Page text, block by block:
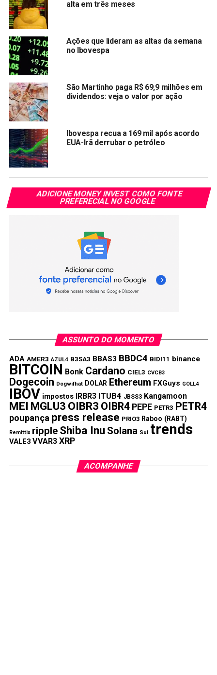
Por outro lado, o ministro da Casa Civil, Rui Costa, adota
um tom otimista. “O Brasil está acima de especulações, e
as contas públicas seguirão em equilíbrio no governo do
presidente Lula”, afirmou
. Ele destaca medidas como a
isenção de Imposto de Renda para trabalhadores que
recebem até R$ 5 mil por mês
mínimo, que impacta despesas indexadas, como prova do
compromisso do governo com o equilíbrio fiscal, a
responsabilidade fiscal e o arcabouço fiscal.
Previdência vai Colapsar
Ao contrário do que o ministro da Casa Civil, Rui Costa,
divulga no site do governo federal
públicas é preocupante. Dados apontam que a dívida
pública pode atingir níveis críticos de 79,8% do PIB ainda
em 2025. O rombo da Previdência Social também assusta
especialistas, que culpam os gastos elevados do governo
Lula. Em 2024, a Previdência fechou com um déficit de R$
Especialistas consultados são diretos: “
Previdência vai quebrar”.
Compartilhar:
Copy
WhatsApp
Twitter
Facebook
RedditEmail
Conta de luz grátis: nova promessa que lembra a da
picanha?
NÃO PERCA:
Métodos de pagamento preferidos pelos usuários
de casas de apostas on-line
alta em três meses
Ações que lideram as altas da semana
no Ibovespa
São Martinho paga R$ 69,9 milhões em
dividendos: veja o valor por ação
Ibovespa recua a 169 mil após acordo
EUA-Irã derrubar o petróleo
ADICIONE MONEY INVEST COMO FONTE
PREFERECIAL NO GOOGLE
ASSUNTO DO MOMENTO
ADA AMER3 AZUL4 B3SA3 BBAS3 BBDC4 BIDI11 binance
BITCOIN Bonk Cardano CIEL3 CVCB3
Dogecoin Dogwifhat DOLAR Ethereum FXGuys GOLL4
IBOV impostos IRBR3 ITUB4 JBSS3 Kangamoon
MEI MGLU3 OIBR3 OIBR4 PEPE PETR3 PETR4
poupança press release PRIO3 Raboo (RABT)
Remittix ripple Shiba Inu Solana Sui trends
VALE3 VVAR3 XRP
ACOMPANHE